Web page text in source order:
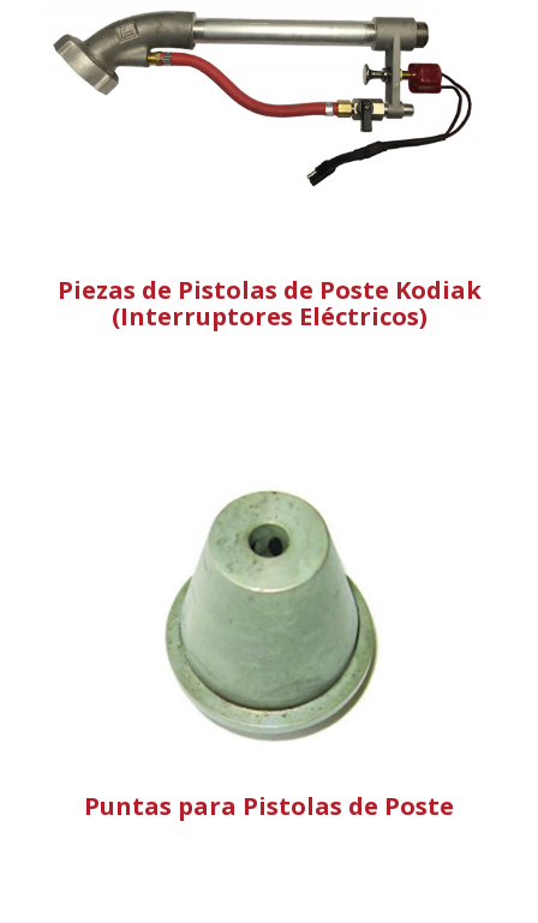
Piezas de Pistolas de Poste Kodiak
(Interruptores Eléctricos)
Puntas para Pistolas de Poste